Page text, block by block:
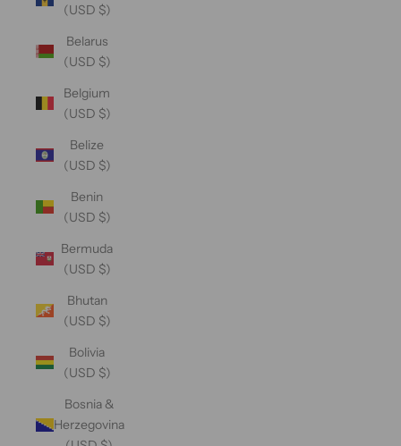
(USD $)
Belarus
(USD $)
Belgium
(USD $)
Belize
(USD $)
Benin
(USD $)
Bermuda
(USD $)
Bhutan
(USD $)
Bolivia
(USD $)
Bosnia &
Herzegovina